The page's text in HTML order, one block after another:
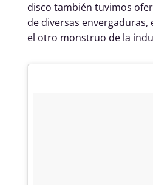
disco también tuvimos
de diversas envergaduras,
el otro monstruo de la